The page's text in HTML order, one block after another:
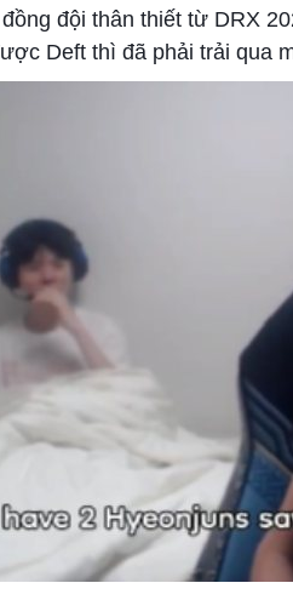
đội thân thiết từ DRX
Deft thì đã phải trải qua